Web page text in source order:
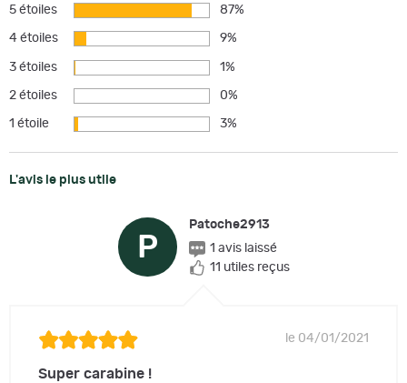
5 étoiles 87%
4 étoiles 9%
3 étoiles 1%
2 étoiles 0%
1 étoile 3%
L'avis le plus utile
P
Patoche2913
1 avis laissé
11 utiles reçus
le 04/01/2021
Super carabine !